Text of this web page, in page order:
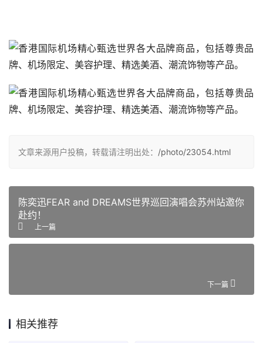
文章来源用户投稿，转载请注明出处： /photo/23054.html
陈奕迅FEAR and DREAMS世界巡回演唱会苏州站邀你
赴约！
上一篇
下一篇
相关推荐